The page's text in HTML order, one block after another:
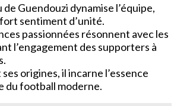
de Guendouzi dynamise l’équipe,
sentiment d’unité.
passionnées résonnent avec les
l’engagement des supporters à
origines, il incarne l’essence
du football moderne.